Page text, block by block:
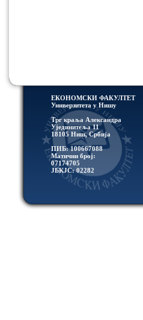
ЕКОНОМСКИ ФАКУЛТЕТ
Универзитетa у Нишу
Трг краља Александра
Ујединитеља 11
18105 Ниш, Србија
ПИБ: 100667088
Матични број:
07174705
ЈБКЈС: 02282